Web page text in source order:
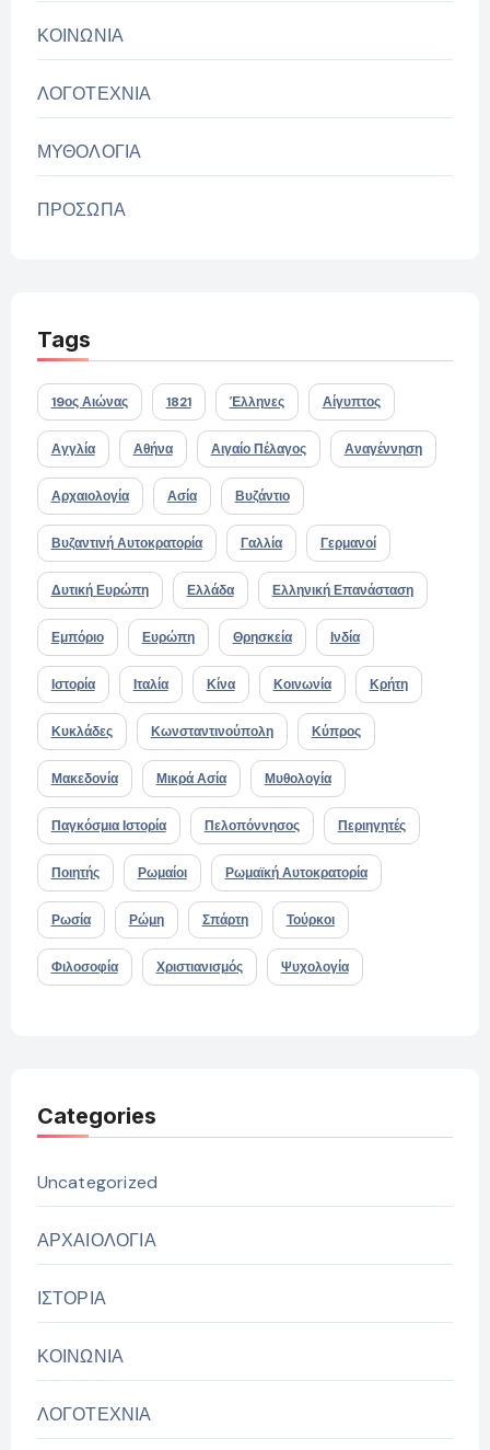
ΚΟΙΝΩΝΙΑ
ΛΟΓΟΤΕΧΝΙΑ
ΜΥΘΟΛΟΓΙΑ
ΠΡΟΣΩΠΑ
Tags
19ος Αιώνας 1821 Έλληνες Αίγυπτος
Αγγλία Αθήνα Αιγαίο Πέλαγος Αναγέννηση
Αρχαιολογία Ασία Βυζάντιο
Βυζαντινή Αυτοκρατορία Γαλλία Γερμανοί
Δυτική Ευρώπη Ελλάδα Ελληνική Επανάσταση
Εμπόριο Ευρώπη Θρησκεία Ινδία
Ιστορία Ιταλία Κίνα Κοινωνία Κρήτη
Κυκλάδες Κωνσταντινούπολη Κύπρος
Μακεδονία Μικρά Ασία Μυθολογία
Παγκόσμια Ιστορία Πελοπόννησος Περιηγητές
Ποιητής Ρωμαίοι Ρωμαϊκή Αυτοκρατορία
Ρωσία Ρώμη Σπάρτη Τούρκοι
Φιλοσοφία Χριστιανισμός Ψυχολογία
Categories
Uncategorized
ΑΡΧΑΙΟΛΟΓΙΑ
ΙΣΤΟΡΙΑ
ΚΟΙΝΩΝΙΑ
ΛΟΓΟΤΕΧΝΙΑ